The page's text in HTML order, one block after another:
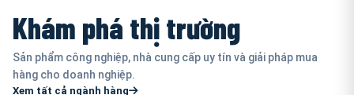
Khám phá thị trường
Sản phẩm công nghiệp, nhà cung cấp uy tín và giải pháp mua
hàng cho doanh nghiệp.
Xem tất cả ngành hàng